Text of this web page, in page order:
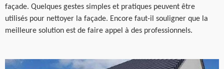
façade. Quelques gestes simples et pratiques peuvent être
utilisés pour nettoyer la façade. Encore faut-il souligner que la
meilleure solution est de faire appel à des professionnels.